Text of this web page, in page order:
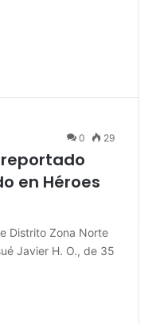
0 29
en Héroes
Distrito Zona Norte
Javier H. O., de 35